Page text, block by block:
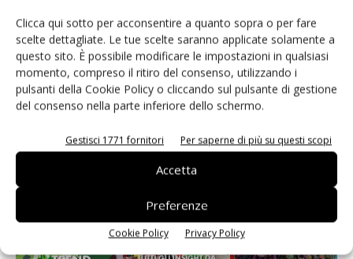
Clicca qui sotto per acconsentire a quanto sopra o per fare
scelte dettagliate. Le tue scelte saranno applicate solamente a
questo sito. È possibile modificare le impostazioni in qualsiasi
momento, compreso il ritiro del consenso, utilizzando i
pulsanti della Cookie Policy o cliccando sul pulsante di gestione
del consenso nella parte inferiore dello schermo.
Gestisci 1771 fornitori Per saperne di più su questi scopi
Accetta
Preferenze
Cookie Policy Privacy Policy
Known-You Seed Europa e Consorzio Dolce
Passione puntano sull’innovazione del cocomero